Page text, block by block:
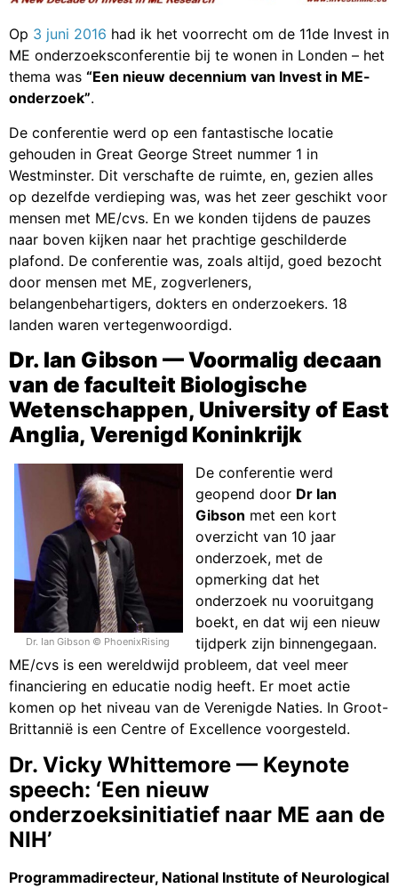
Op 3 juni 2016 had ik het voorrecht om de 11de Invest in
ME onderzoeksconferentie bij te wonen in Londen – het
thema was “Een nieuw decennium van Invest in ME-
onderzoek”.
De conferentie werd op een fantastische locatie
gehouden in Great George Street nummer 1 in
Westminster. Dit verschafte de ruimte, en, gezien alles
op dezelfde verdieping was, was het zeer geschikt voor
mensen met ME/cvs. En we konden tijdens de pauzes
naar boven kijken naar het prachtige geschilderde
plafond. De conferentie was, zoals altijd, goed bezocht
door mensen met ME, zogverleners,
belangenbehartigers, dokters en onderzoekers. 18
landen waren vertegenwoordigd.
Dr. Ian Gibson — Voormalig decaan
van de faculteit Biologische
Wetenschappen, University of East
Anglia, Verenigd Koninkrijk
Dr. Ian Gibson © PhoenixRising
De conferentie werd
geopend door Dr Ian
Gibson met een kort
overzicht van 10 jaar
onderzoek, met de
opmerking dat het
onderzoek nu vooruitgang
boekt, en dat wij een nieuw
tijdperk zijn binnengegaan.
ME/cvs is een wereldwijd probleem, dat veel meer
financiering en educatie nodig heeft. Er moet actie
komen op het niveau van de Verenigde Naties. In Groot-
Brittannië is een Centre of Excellence voorgesteld.
Dr. Vicky Whittemore — Keynote
speech: ‘Een nieuw
onderzoeksinitiatief naar ME aan de
NIH’
Programmadirecteur, National Institute of Neurological